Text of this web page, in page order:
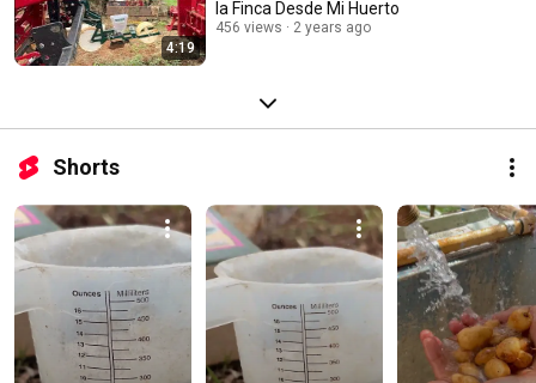
4:19
la Finca Desde Mi Huerto
456 views 2 years ago
Shorts